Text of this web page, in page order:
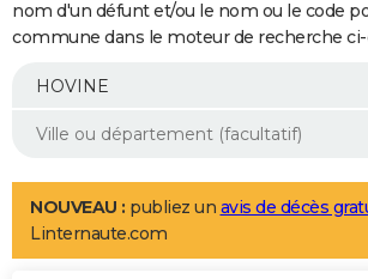
AUTO
Essais
Réserver un essai
Citadines
Berlines
SUV
Forum auto
+
Mobiles
Meilleur smartphone
Internet
Ordinateurs
Jeux vidéo
Guide high-tech
Aménagement intérieur
LIFESTYLE
Art de vivre
Bien-être
Loisirs
Mode
Modes de vie
nom d'un défunt et/ou le nom ou le code
commune dans le moteur de recherche ci-
NOUVEAU : publiez un avis de décès
Linternaute.com